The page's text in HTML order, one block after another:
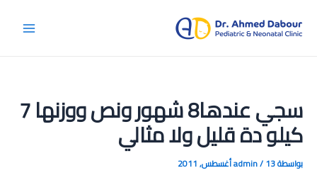
المحتوى
Main
سجي عندها8 شهور ونص ووزنها 7
كيلو دة قليل ولا مثالي
بواسطة admin/13 أغسطس, 2011